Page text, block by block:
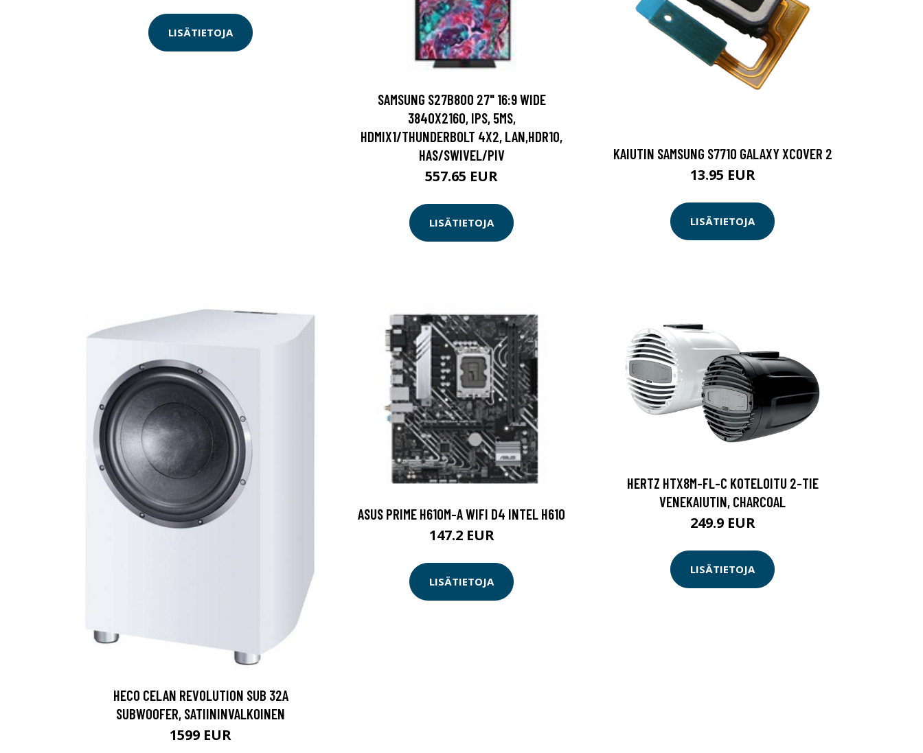
LISÄTIETOJA
SAMSUNG S27B800 27" 16:9 WIDE
3840X2160, IPS, 5MS,
HDMIX1/THUNDERBOLT 4X2, LAN,HDR10,
HAS/SWIVEL/PIV
557.65 EUR
LISÄTIETOJA
KAIUTIN SAMSUNG S7710 GALAXY XCOVER 2
13.95 EUR
LISÄTIETOJA
HECO CELAN REVOLUTION SUB 32A
SUBWOOFER, SATIININVALKOINEN
1599 EUR
ASUS PRIME H610M-A WIFI D4 INTEL H610
147.2 EUR
LISÄTIETOJA
HERTZ HTX8M-FL-C KOTELOITU 2-TIE
VENEKAIUTIN, CHARCOAL
249.9 EUR
LISÄTIETOJA